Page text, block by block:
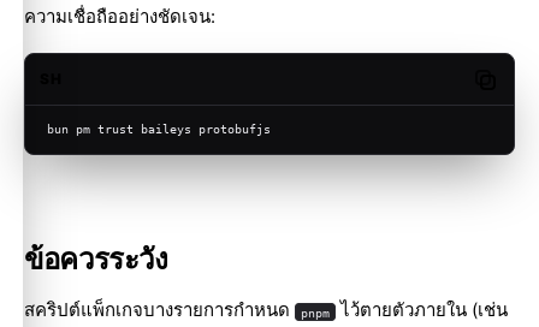
ความเชื่อถืออย่างชัดเจน:
bun pm trust baileys protobufjs
ข้อควรระวัง
สคริปต์แพ็กเกจบางรายการกำหนด pnpm ไว้ตายตัวภายใน (เช่น